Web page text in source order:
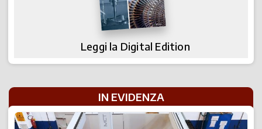
Leggi la Digital Edition
IN EVIDENZA